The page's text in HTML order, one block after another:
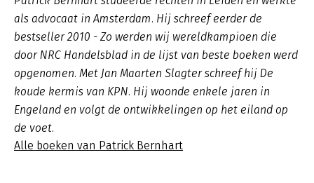
als advocaat in Amsterdam. Hij schreef eerder de
bestseller 2010 - Zo werden wij wereldkampioen die
door NRC Handelsblad in de lijst van beste boeken werd
opgenomen. Met Jan Maarten Slagter schreef hij De
koude kermis van KPN. Hij woonde enkele jaren in
Engeland en volgt de ontwikkelingen op het eiland op
de voet.
Alle boeken van Patrick Bernhart